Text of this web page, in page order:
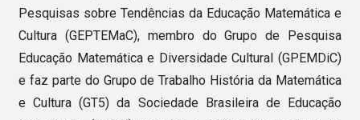
Pesquisas sobre Tendências da Educação Matemática e
Cultura (GEPTEMaC), membro do Grupo de Pesquisa
Educação Matemática e Diversidade Cultural (GPEMDiC)
e faz parte do Grupo de Trabalho História da Matemática
e Cultura (GT5) da Sociedade Brasileira de Educação